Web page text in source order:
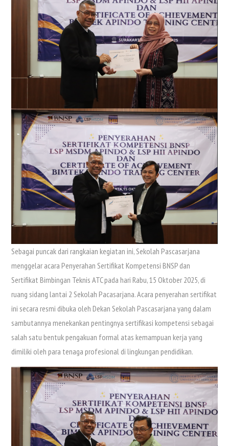
Sebagai puncak dari rangkaian kegiatan ini, Sekolah Pascasarjana
menggelar acara Penyerahan Sertifikat Kompetensi BNSP dan
Sertifikat Bimbingan Teknis ATC pada hari Rabu, 15 Oktober 2025, di
ruang sidang lantai 2 Sekolah Pacasarjana. Acara penyerahan sertifikat
ini secara resmi dibuka oleh Dekan Sekolah Pascasarjana yang dalam
sambutannya menekankan pentingnya sertifikasi kompetensi sebagai
salah satu bentuk pengakuan formal atas kemampuan kerja yang
dimiliki oleh para tenaga profesional di lingkungan pendidikan.